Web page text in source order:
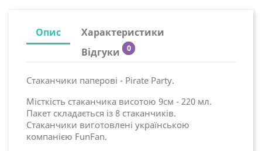
Опис
Характеристики
Відгуки
0
Стаканчики паперові - Pirate Party.
Місткість стаканчика висотою 9см - 220 мл.
Пакет складається із 8 стаканчиків.
Стаканчики виготовлені українською
компанією FunFan.